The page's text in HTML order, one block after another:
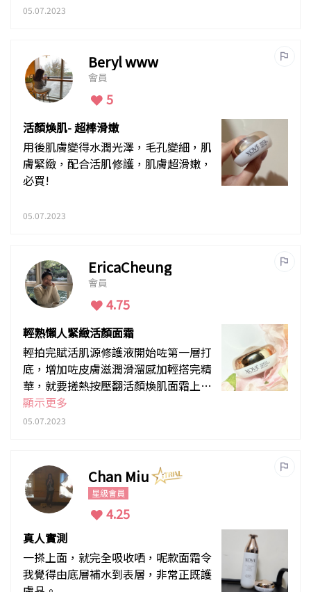
05.07.2023
Beryl www
會員
5
活顏煥肌- 超棒滑嫩
用後肌膚變得水潤光澤，毛孔變細，肌
膚緊緻，配合活肌修護，肌膚超滑嫩，
必買!
05.07.2023
EricaCheung
會員
4.75
輕熟懶人緊緻活顏面霜
輕拍完賦活肌源修護液開始咗第一層打
底，增加咗皮膚滋潤滑溜感加輕搭完精
華，就要搓熱按壓翻活顏煥肌面霜上
面！會feel到面上營養包住咗，好似有
咗層緊致膜咁無得咁快散水！簡單步
會有立痴痴感覺!!剛好呢goodgood!!
顯示更多
05.07.2023
Chan Miu
星級會員
4.25
真人實測
一搽上面，就完全吸收哂，呢款面霜令
我覺得由底層補水到表層，非常正既護